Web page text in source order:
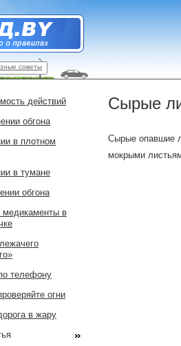
советы
Сырые
Сырые опавшие
мокрыми
действий
обгона
в плотном
в тумане
обгона
медикаменты в
телефону
огни
в жару